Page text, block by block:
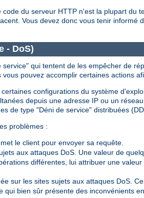
du serveur HTTP n'est la plupart du
Vous devez donc vous tenir informé
- DoS)
qui tentent de les empêcher de
pouvez accomplir certaines actions
configurations du système
depuis une adresse IP ou un
de type "Déni de service" distribuées
problèmes :
le client pour envoyer sa requête.
aux attaques DoS. Une valeur de
différentes, lui attribuer une
sur les sites sujets aux attaques DoS.
qui bien sûr présente des inconvénients